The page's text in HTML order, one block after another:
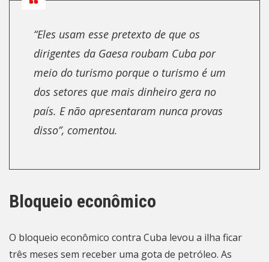
“Eles usam esse pretexto de que os
dirigentes da Gaesa roubam Cuba por
meio do turismo porque o turismo é um
dos setores que mais dinheiro gera no
país. E não apresentaram nunca provas
disso”, comentou.
Bloqueio econômico
O bloqueio econômico contra Cuba levou a ilha ficar
três meses sem receber uma gota de petróleo. As